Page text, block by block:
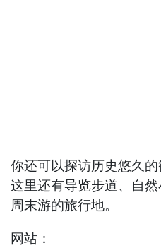
你还可以探访历史悠久的
这里还有导览步道、自
周末游的旅行地。
网站：